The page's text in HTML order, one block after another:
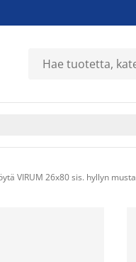
VIRUM 26x80 sis. hyllyn musta